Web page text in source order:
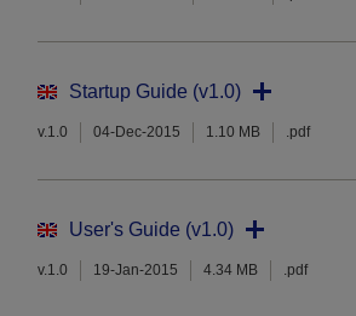
Startup Guide (v1.0)
v.1.0 04-Dec-2015 1.10 MB .pdf
User's Guide (v1.0)
v.1.0 19-Jan-2015 4.34 MB .pdf